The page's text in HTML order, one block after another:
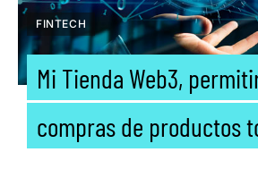
FINTECH
Mi Tienda Web3,
compras de productos